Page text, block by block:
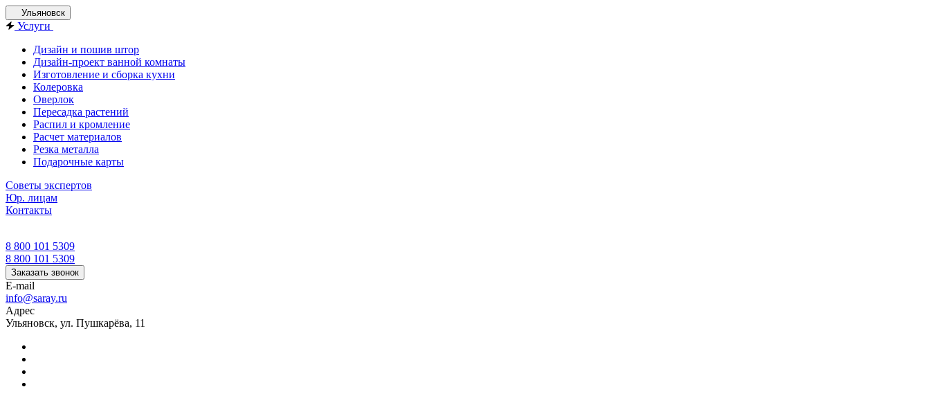
Ульяновск
Услуги
Дизайн и пошив штор
Дизайн-проект ванной комнаты
Изготовление и сборка кухни
Колеровка
Оверлок
Пересадка растений
Распил и кромление
Расчет материалов
Резка металла
Подарочные карты
Советы экспертов
Юр. лицам
Контакты
8 800 101 5309
8 800 101 5309
Заказать звонок
E-mail
info@saray.ru
Адрес
Ульяновск, ул. Пушкарёва, 11